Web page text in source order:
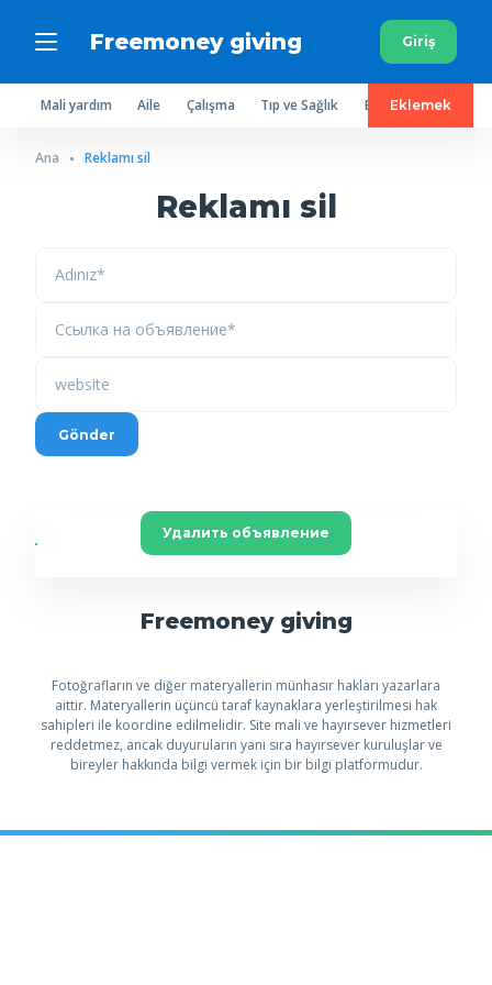
Freemoney giving Giriş
Mali yardım Aile Çalışma Tıp ve Sağlık Ev eşyaları
Eklemek
Ana Reklamı sil
Reklamı sil
Удалить объявление
Freemoney giving
Fotoğrafların ve diğer materyallerin münhasır hakları yazarlara
aittir. Materyallerin üçüncü taraf kaynaklara yerleştirilmesi hak
sahipleri ile koordine edilmelidir. Site mali ve hayırsever hizmetleri
reddetmez, ancak duyuruların yanı sıra hayırsever kuruluşlar ve
bireyler hakkında bilgi vermek için bir bilgi platformudur.